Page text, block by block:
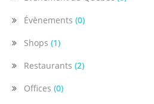
Évènements (0)
Shops (1)
Restaurants (2)
Offices (0)